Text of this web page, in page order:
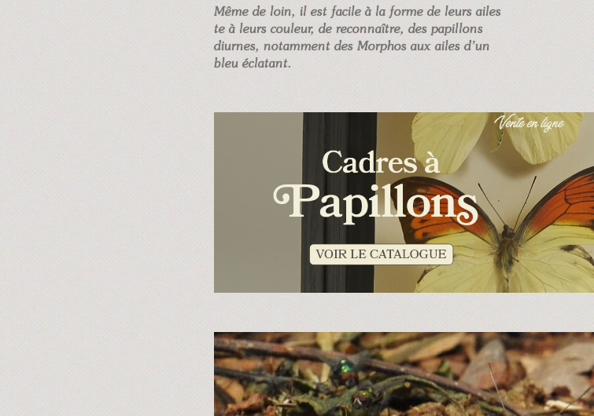
Même de loin, il est facile à la forme de leurs ailes
te à leurs couleur, de reconnaître, des papillons
diurnes, notamment des Morphos aux ailes d’un
bleu éclatant.